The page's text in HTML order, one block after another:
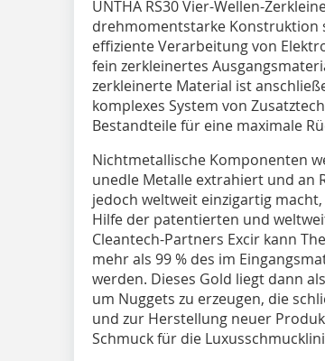
UNTHA RS30 Vier-Wellen-
drehmomentstarke Konstruktion
effiziente Verarbeitung von
fein zerkleinertes
zerkleinerte Material ist
komplexes System von
Bestandteile für eine maximale
Nichtmetallische Komponenten
unedle Metalle extrahiert und an
jedoch weltweit einzigartig
Hilfe der patentierten und
Cleantech-Partners Excir kann
mehr als 99 % des im
werden. Dieses Gold liegt dann
um Nuggets zu erzeugen, die
und zur Herstellung neuer
Schmuck für die